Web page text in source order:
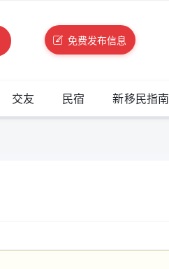
免费发布信息
交友 民宿 新移民指南